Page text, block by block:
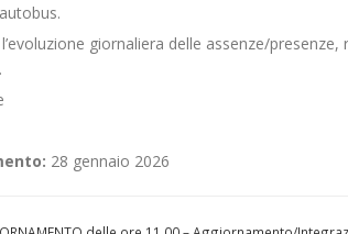
giornaliera delle assenze/presenze,
28 gennaio 2026